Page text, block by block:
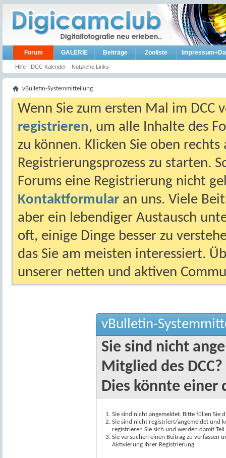
Forum
Hilfe DCC Kalender Nützliche Links
GALERIE Beiträge Zooliste
vBulletin-Systemmitteilung
Wenn Sie zum ersten Mal im DCC
registrieren, um alle Inhalte des
zu können. Klicken Sie oben
Registrierungsprozess zu starten.
Forums eine Registrierung nicht
Kontaktformular an uns. Viele
aber ein lebendiger Austausch
oft, einige Dinge besser zu
das Sie am meisten interessiert.
unserer netten und aktiven
vBulletin-
Sie sind nicht
Mitglied des DCC?
Dies könnte einer
Sie sind nicht angemeldet. Bitte füllen Sie
Sie sind nicht registriert/angemeldet und
registrieren Sie sich und werden damit
Sie versuchen einen Beitrag zu verfassen
Aktivierung Ihrer Registrierung.